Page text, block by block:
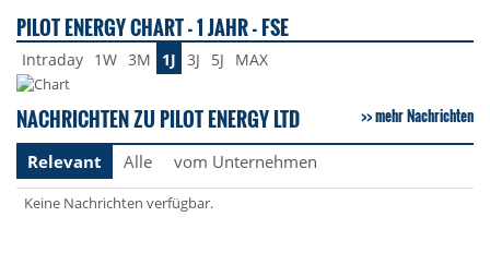
PILOT ENERGY CHART - 1 JAHR - FSE
Intraday 1W 3M 1J 3J 5J MAX
NACHRICHTEN ZU PILOT ENERGY LTD mehr Nachrichten
Relevant Alle vom Unternehmen
Keine Nachrichten verfügbar.